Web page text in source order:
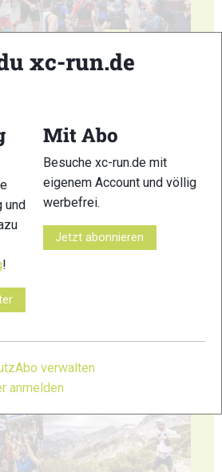
24
xc-run.de
und
!
Mit Abo
Besuche xc-run.de mit
eigenem Account und völlig
werbefrei.
Jetzt abonnieren
Abo verwalten
anmelden